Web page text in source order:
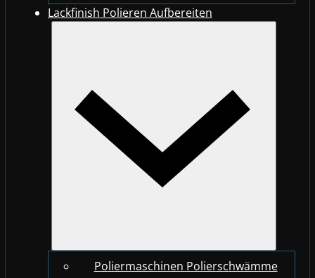
Lackfinish Polieren Aufbereiten
Poliermaschinen Polierschwämme